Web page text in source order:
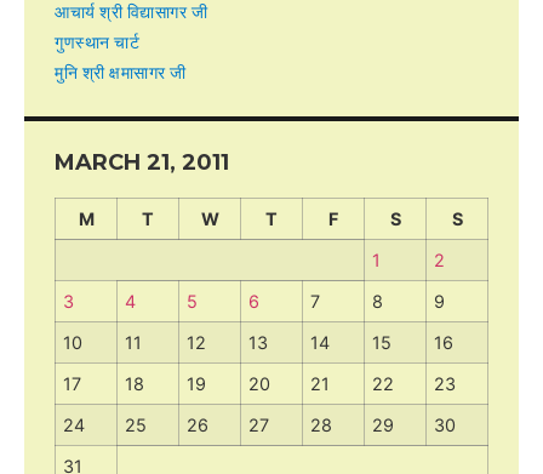
आचार्य श्री विद्यासागर जी
गुणस्थान चार्ट
मुनि श्री क्षमासागर जी
MARCH 21, 2011
M T W T F S
S
1
2
3
4 5 6 7 8
9
10
11 12 13 14 15
16
17
18 19 20 21 22
23
24
25 26 27 28 29
30
31